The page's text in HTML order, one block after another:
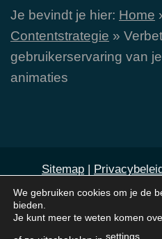
Je bevindt je hier: Home
Contentstrategie »
gebruikerservaring van
animaties
Sitemap |
© 2011-2026 Cooler
We gebruiken cookies om je de
bieden.
Je kunt meer te weten komen
settings